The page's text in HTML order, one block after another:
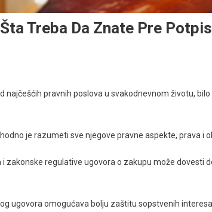
Treba Da Znate Pre
najčešćih pravnih poslova u svakodnevnom životu,
je razumeti sve njegove pravne aspekte, prava i
zakonske regulative ugovora o zakupu može dovesti
ugovora omogućava bolju zaštitu sopstvenih